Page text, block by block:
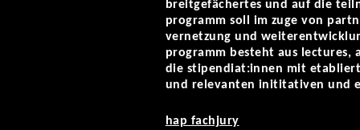
breitgefächertes und auf die
programm soll im zuge von
vernetzung und
programm besteht aus
die stipendiat:innen mit
und relevanten inititativen und
hap fachjury